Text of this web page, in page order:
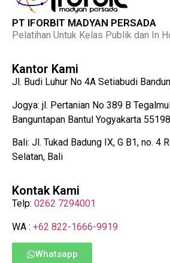
PT IFORBIT MADYAN PERSADA
Pelatihan Untuk Kelas Publik dan In
Kantor Kami
Jl. Budi Luhur No 4A Setiabudi
Jogya: jl. Pertanian No 389 B
Banguntapan Bantul Yogyakarta
Bali: Jl. Tukad Badung IX, G B1, no. 4
Selatan, Bali
Kontak Kami
Telp: 0262 7294001
WA : +62 822-1666-9919
Whatsapp